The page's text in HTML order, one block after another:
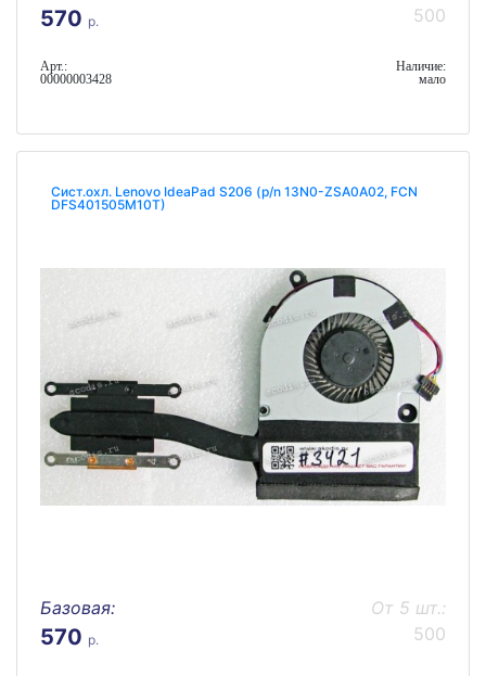
570 р.
500
Арт.:
00000003428
Наличие:
мало
Сист.охл. Lenovo IdeaPad S206 (p/n 13N0-ZSA0A02, FCN
DFS401505M10T)
Базовая:
570 р.
От 5 шт.:
500